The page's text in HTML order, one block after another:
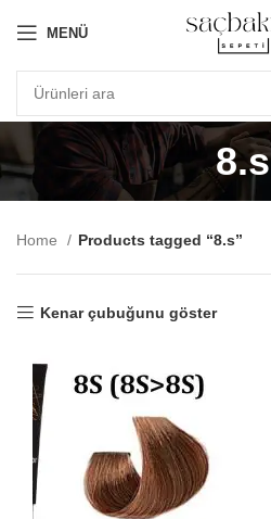
MENÜ
8.s
Home Products tagged “8.s”
Kenar çubuğunu göster